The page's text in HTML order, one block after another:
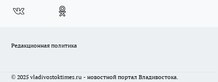
Редакционная политика
© 2025 vladivostoktimes.ru - новостной портал Владивостока.